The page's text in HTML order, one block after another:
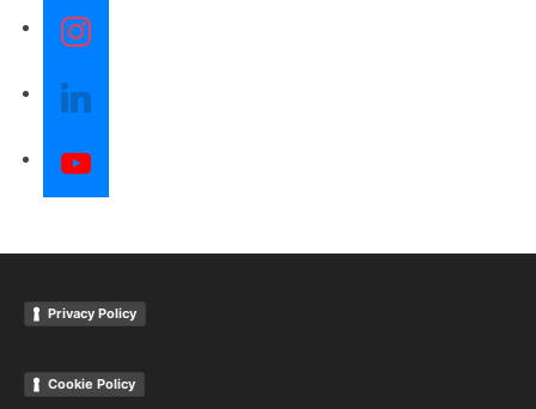
instagram
linkedin
Privacy Policy
Cookie Policy